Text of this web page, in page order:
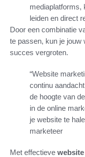
mediaplatforms,
leiden en direct
Door een combinatie
te passen, kun je jouw
succes vergroten.
“Website
continu
de hoogte van
in de online
je website te
marketeer
Met effectieve